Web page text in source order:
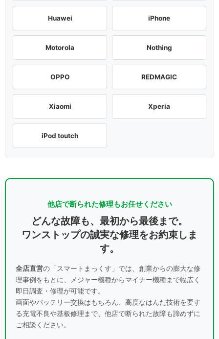
Huawei iPhone
Motorola Nothing
OPPO REDMAGIC
Xiaomi Xperia
iPod toutch
他店で断られた修理もお任せください
どんな故障も、最初から最後まで。
ワンストップの誠実な修理をお約束しま
す。
全店直営の「スマートまっくす」では、創業からの膨大な修
理事例をもとに、
メジャー機種からマイナー機種まで幅広く
即日調査・修理が可能です。
画面やバッテリー交換はもちろん、高度なはんだ技術を要す
る充電不良や基板修理まで、 他店で断られた故障も諦めずに
ご相談ください。